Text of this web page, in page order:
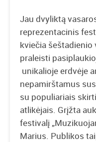
Jau dvyliktą
reprezentacinis
kviečia
praleisti
unikalioje erdvėje
nepamirštamus
su populiariais
atlikėjais. Grįžta
festivalį
Marius. Publikos